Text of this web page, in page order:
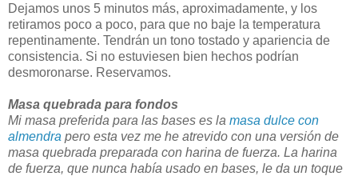
Dejamos unos 5 minutos más, aproximadamente, y los
retiramos poco a poco, para que no baje la temperatura
repentinamente. Tendrán un tono tostado y apariencia de
consistencia. Si no estuviesen bien hechos podrían
desmoronarse. Reservamos.
Masa quebrada para fondos
Mi masa preferida para las bases es la masa dulce con
almendra pero esta vez me he atrevido con una versión de
masa quebrada preparada con harina de fuerza. La harina
de fuerza, que nunca había usado en bases, le da un toque